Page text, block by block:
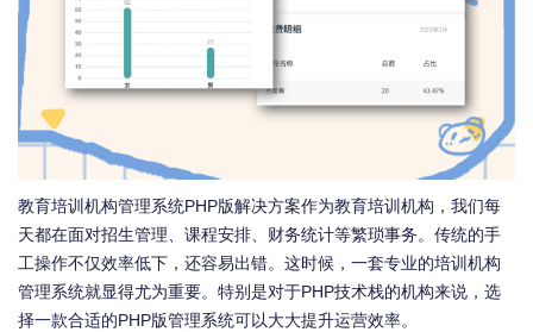
教育培训机构管理系统PHP版解决方案作为教育培训机构，我们每
天都在面对招生管理、课程安排、财务统计等繁琐事务。传统的手
工操作不仅效率低下，还容易出错。这时候，一套专业的培训机构
管理系统就显得尤为重要。特别是对于PHP技术栈的机构来说，选
择一款合适的PHP版管理系统可以大大提升运营效率。